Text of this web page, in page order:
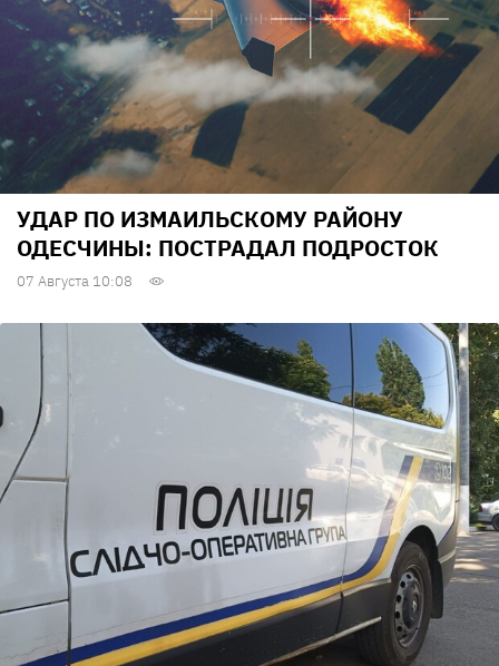
УДАР ПО ИЗМАИЛЬСКОМУ РАЙОНУ
ОДЕСЧИНЫ: ПОСТРАДАЛ ПОДРОСТОК
07 Августа 10:08